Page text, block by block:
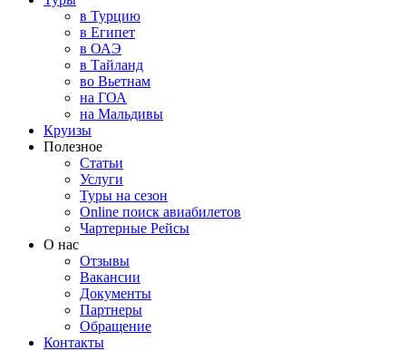
в Турцию
в Египет
в ОАЭ
в Тайланд
во Вьетнам
на ГОА
на Мальдивы
Круизы
Полезное
Статьи
Услуги
Туры на сезон
Online поиск авиабилетов
Чартерные Рейсы
О нас
Отзывы
Вакансии
Документы
Партнеры
Обращение
Контакты